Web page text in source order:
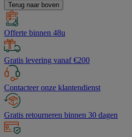
Terug naar boven
Offerte binnen 48u
Gratis levering vanaf €200
Contacteer onze klantendienst
Gratis retourneren binnen 30 dagen